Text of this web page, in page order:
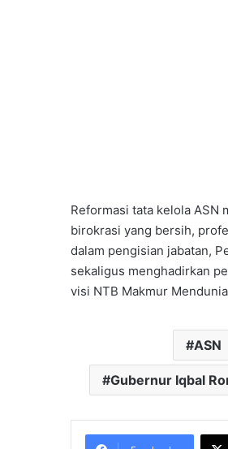
Reformasi tata kelola ASN
birokrasi yang bersih,
dalam pengisian jabatan,
sekaligus menghadirkan
visi NTB Makmur
ASN
Gubernur Iqbal